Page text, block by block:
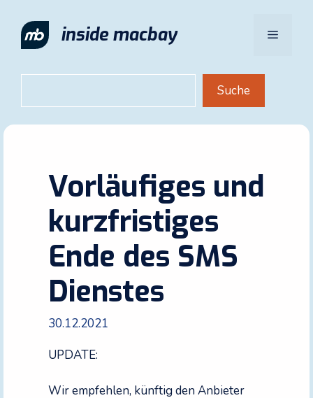
Inhalt
springen
inside macbay Menü
Suche
Vorläufiges und
kurzfristiges
Ende des SMS
Dienstes
30.12.2021
UPDATE:
Wir empfehlen, künftig den Anbieter